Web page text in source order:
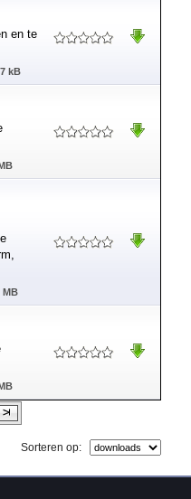
en te
kB
MB
Sorteren op: